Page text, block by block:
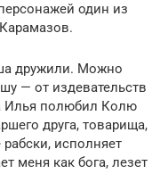
один из
дружили. Можно
— от издевательств
Илья полюбил Колю
друга, товарища,
исполняет
меня как бога, лезет